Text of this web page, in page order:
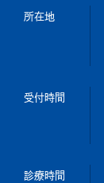
所在地
受付時間
診療時間